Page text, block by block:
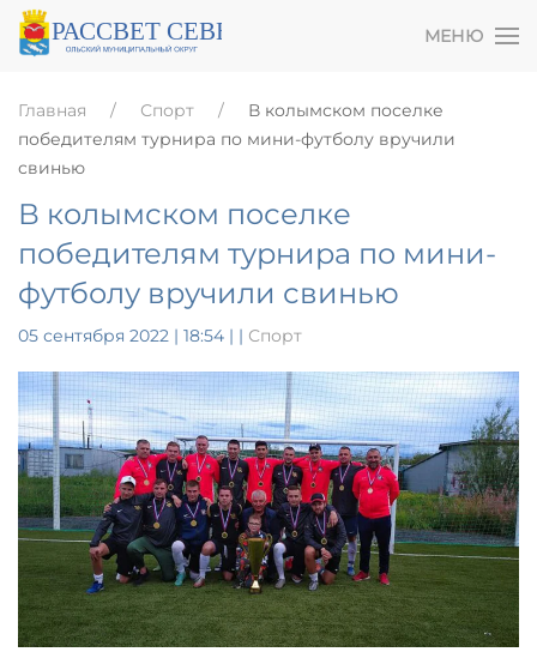
МЕНЮ
Главная Спорт
В колымском поселке
победителям турнира по мини-футболу вручили
свинью
В колымском поселке
победителям турнира по мини-
футболу вручили свинью
05 сентября 2022 | 18:54 | | Спорт